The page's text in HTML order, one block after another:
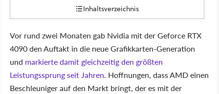
Inhaltsverzeichnis
Vor rund zwei Monaten gab Nvidia mit der Geforce RTX
4090 den Auftakt in die neue Grafikkarten-Generation
und markierte damit gleichzeitig den größten
Leistungssprung seit Jahren. Hoffnungen, dass AMD einen
Beschleuniger auf den Markt bringt, der es mit der